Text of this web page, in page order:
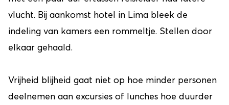
vlucht. Bij aankomst hotel in Lima bleek de
indeling van kamers een rommeltje. Stellen door
elkaar gehaald.
Vrijheid blijheid gaat niet op hoe minder personen
deelnemen aan excursies of lunches hoe duurder